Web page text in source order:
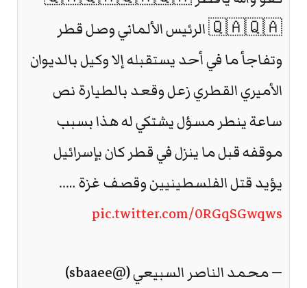
🇶🇦🇶🇦 الرئيس الألماني وصل قطر
وتفاجأ ما في أحد يستقبله إلا وكيل بالديوان
الأميري القطري زعل وقعد بالطيارة نص
ساعة ينطر مسؤل يشتكي له هذا بسبب
موقفه قبل ما ينزل في قطر كان بإسرائيل
يؤيد قتل الفلسطينيين وقصف غزة …..
pic.twitter.com/0RGqSGwqws
— محمد الناصر السبيعي (@sbaaee)